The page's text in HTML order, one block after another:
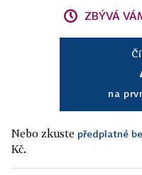
ZBÝVÁ
na
Nebo zkuste předplatné
Kč.